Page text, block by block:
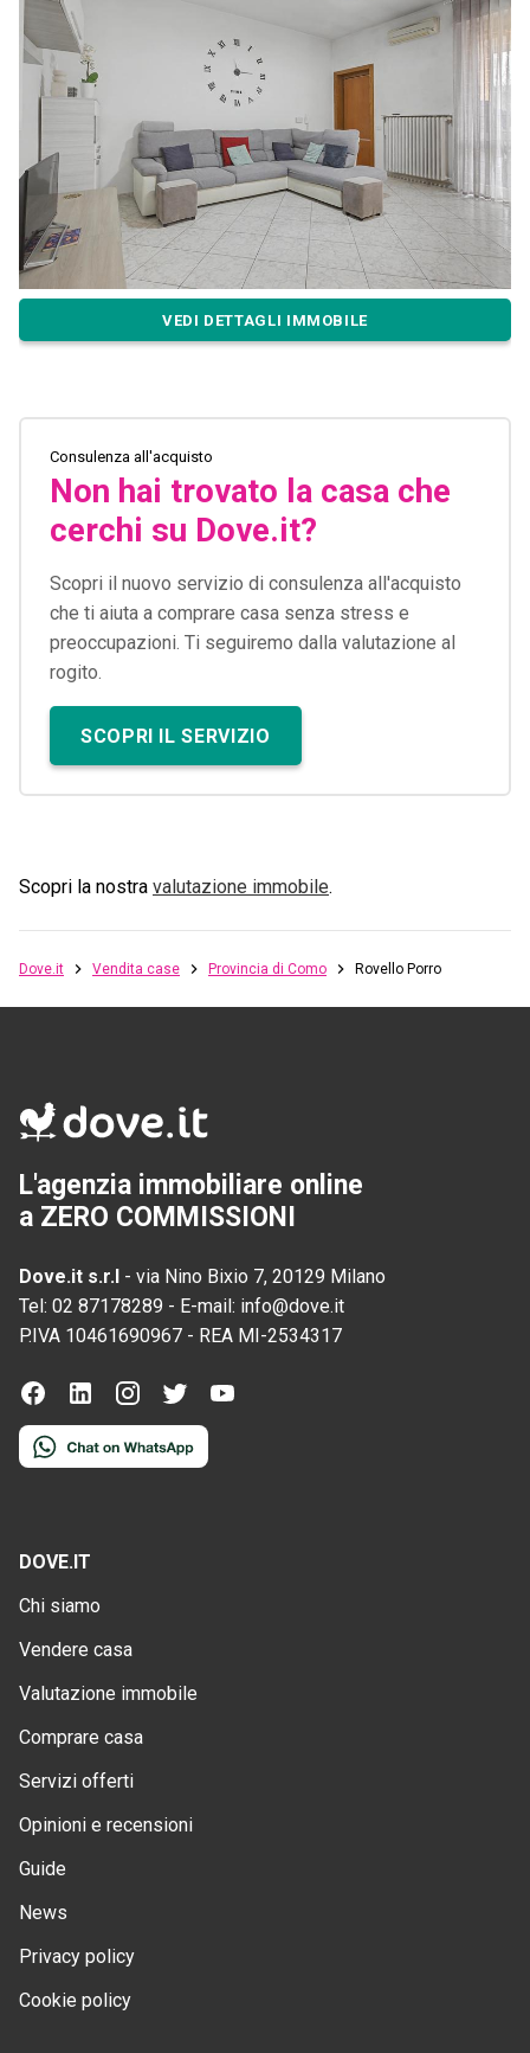
VEDI DETTAGLI IMMOBILE
Consulenza all'acquisto
Non hai trovato la casa che
cerchi su Dove.it?
Scopri il nuovo servizio di consulenza all'acquisto
che ti aiuta a comprare casa senza stress e
preoccupazioni. Ti seguiremo dalla valutazione al
rogito.
SCOPRI IL SERVIZIO
Scopri la nostra valutazione immobile.
Dove.it Vendita case Provincia di Como Rovello Porro
L'agenzia immobiliare online
a ZERO COMMISSIONI
Dove.it s.r.l - via Nino Bixio 7, 20129 Milano
Tel: 02 87178289 - E-mail: info@dove.it
P.IVA 10461690967 - REA MI-2534317
DOVE.IT
Chi siamo
Vendere casa
Valutazione immobile
Comprare casa
Servizi offerti
Opinioni e recensioni
Guide
News
Privacy policy
Cookie policy